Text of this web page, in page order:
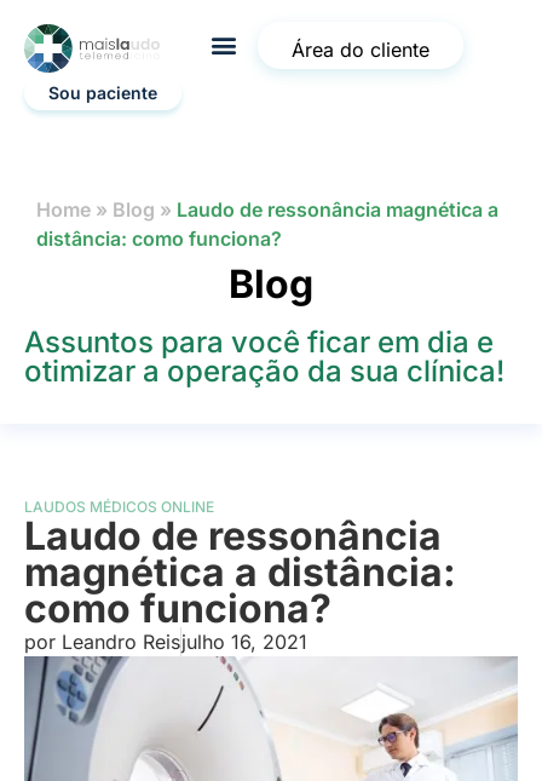
Área do cliente
Sou paciente
Home » Blog » Laudo de ressonância magnética a
distância: como funciona?
Blog
Assuntos para você ficar em dia e
otimizar a operação da sua clínica!
LAUDOS MÉDICOS ONLINE
Laudo de ressonância
magnética a distância:
como funciona?
por Leandro Reisjulho 16, 2021